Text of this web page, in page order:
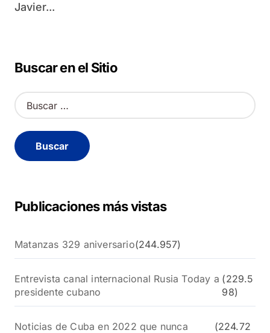
Javier...
Buscar en el Sitio
B
u
c
a
Publicaciones más vistas
Matanzas 329 aniversario(244.957)
Entrevista canal internacional Rusia Today a
presidente cubano
(229.5
98)
Noticias de Cuba en 2022 que nunca
(224.72